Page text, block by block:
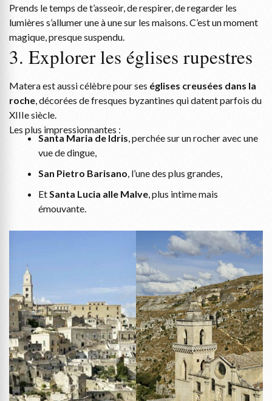
Prends le temps de t’asseoir, de respirer, de regarder les
lumières s’allumer une à une sur les maisons. C’est un moment
magique, presque suspendu.
3. Explorer les églises rupestres
Matera est aussi célèbre pour ses églises creusées dans la
roche , décorées de fresques byzantines qui datent parfois du
XIIIe siècle.
Les plus impressionnantes :
Santa Maria de Idris , perchée sur un rocher avec une
vue de dingue,
San Pietro Barisano , l’une des plus grandes,
Et Santa Lucia alle Malve , plus intime mais
émouvante.